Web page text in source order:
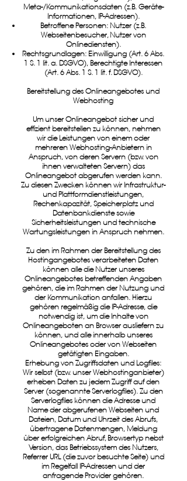
Meta-/Kommunikationsdaten (z.B. Geräte-
Informationen, IP-Adressen).
Betroffene Personen: Nutzer (z.B.
Webseitenbesucher, Nutzer von
Onlinediensten).
Rechtsgrundlagen: Einwilligung (Art. 6 Abs.
1 S. 1 lit. a. DSGVO), Berechtigte Interessen
(Art. 6 Abs. 1 S. 1 lit. f. DSGVO).
Bereitstellung des Onlineangebotes und
Webhosting
Um unser Onlineangebot sicher und
effizient bereitstellen zu können, nehmen
wir die Leistungen von einem oder
mehreren Webhosting-Anbietern in
Anspruch, von deren Servern (bzw. von
ihnen verwalteten Servern) das
Onlineangebot abgerufen werden kann.
Zu diesen Zwecken können wir Infrastruktur-
und Plattformdienstleistungen,
Rechenkapazität, Speicherplatz und
Datenbankdienste sowie
Sicherheitsleistungen und technische
Wartungsleistungen in Anspruch nehmen.
Zu den im Rahmen der Bereitstellung des
Hostingangebotes verarbeiteten Daten
können alle die Nutzer unseres
Onlineangebotes betreffenden Angaben
gehören, die im Rahmen der Nutzung und
der Kommunikation anfallen. Hierzu
gehören regelmäßig die IP-Adresse, die
notwendig ist, um die Inhalte von
Onlineangeboten an Browser ausliefern zu
können, und alle innerhalb unseres
Onlineangebotes oder von Webseiten
getätigten Eingaben.
Erhebung von Zugriffsdaten und Logfiles:
Wir selbst (bzw. unser Webhostinganbieter)
erheben Daten zu jedem Zugriff auf den
Server (sogenannte Serverlogfiles). Zu den
Serverlogfiles können die Adresse und
Name der abgerufenen Webseiten und
Dateien, Datum und Uhrzeit des Abrufs,
übertragene Datenmengen, Meldung
über erfolgreichen Abruf, Browsertyp nebst
Version, das Betriebssystem des Nutzers,
Referrer URL (die zuvor besuchte Seite) und
im Regelfall IP-Adressen und der
anfragende Provider gehören.